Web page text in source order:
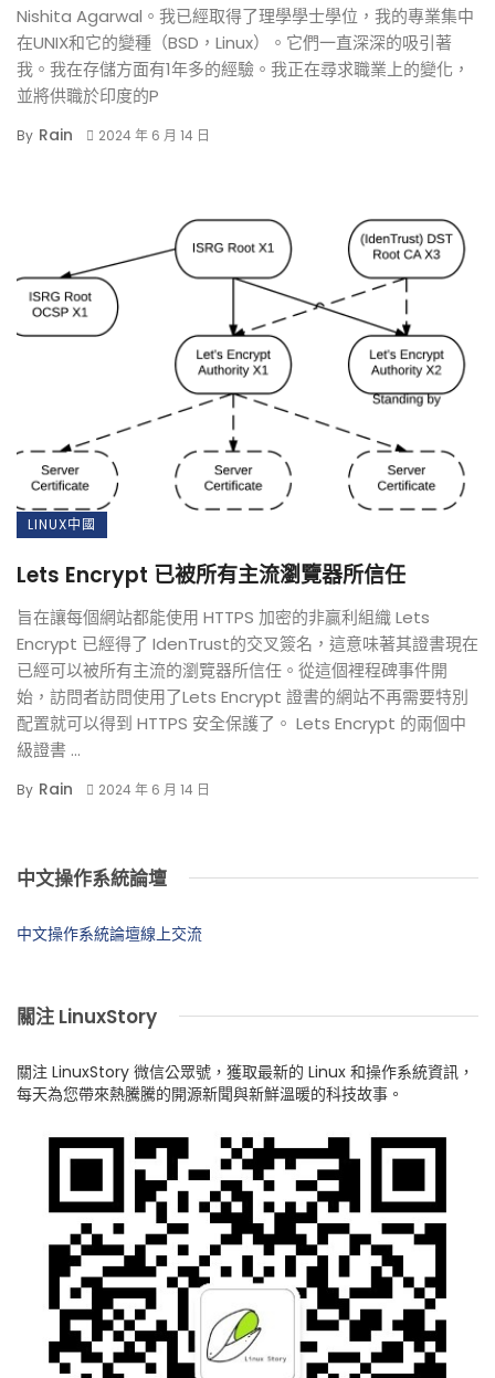
Nishita Agarwal。我已經取得了理學學士學位，我的專業集中
在UNIX和它的變種（BSD，Linux）。它們一直深深的吸引著
我。我在存儲方面有1年多的經驗。我正在尋求職業上的變化，
並將供職於印度的P
By Rain 2024 年 6 月 14 日
LINUX中國
Lets Encrypt 已被所有主流瀏覽器所信任
旨在讓每個網站都能使用 HTTPS 加密的非贏利組織 Lets
Encrypt 已經得了 IdenTrust的交叉簽名，這意味著其證書現在
已經可以被所有主流的瀏覽器所信任。從這個裡程碑事件開
始，訪問者訪問使用了Lets Encrypt 證書的網站不再需要特別
配置就可以得到 HTTPS 安全保護了。 Lets Encrypt 的兩個中
級證書 ...
By Rain 2024 年 6 月 14 日
中文操作系統論壇
中文操作系統論壇線上交流
關注 LinuxStory
關注 LinuxStory 微信公眾號，獲取最新的 Linux 和操作系統資訊，
每天為您帶來熱騰騰的開源新聞與新鮮溫暖的科技故事。